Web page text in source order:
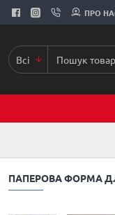
ПРО
Всі
ПАПЕРОВА ФОРМА